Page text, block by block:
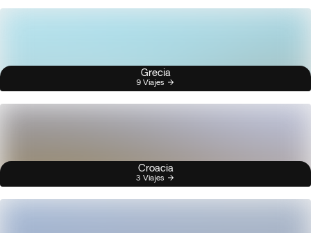
Grecia
9 Viajes
Croacia
3 Viajes